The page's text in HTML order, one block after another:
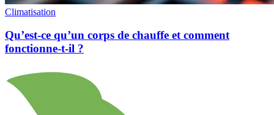
Climatisation
Qu’est-ce qu’un corps de chauffe et comment
fonctionne-t-il ?